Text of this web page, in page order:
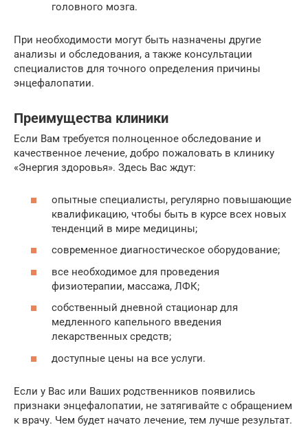
головного мозга.
При необходимости могут быть назначены другие
анализы и обследования, а также консультации
специалистов для точного определения причины
энцефалопатии.
Преимущества клиники
Если Вам требуется полноценное обследование и
качественное лечение, добро пожаловать в клинику
«Энергия здоровья». Здесь Вас ждут:
опытные специалисты, регулярно повышающие
квалификацию, чтобы быть в курсе всех новых
тенденций в мире медицины;
современное диагностическое оборудование;
все необходимое для проведения
физиотерапии, массажа, ЛФК;
собственный дневной стационар для
медленного капельного введения
лекарственных средств;
доступные цены на все услуги.
Если у Вас или Ваших родственников появились
признаки энцефалопатии, не затягивайте с обращением
к врачу. Чем будет начато лечение, тем лучше результат.